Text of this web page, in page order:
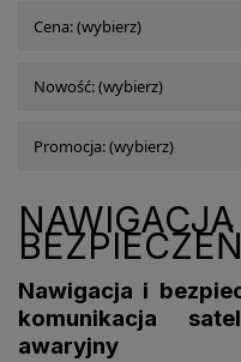
Cena: (wybierz)
Nowość: (wybierz)
Promocja: (wybierz)
NAWIGACJA
Nawigacja i
komunikacja
awaryjny